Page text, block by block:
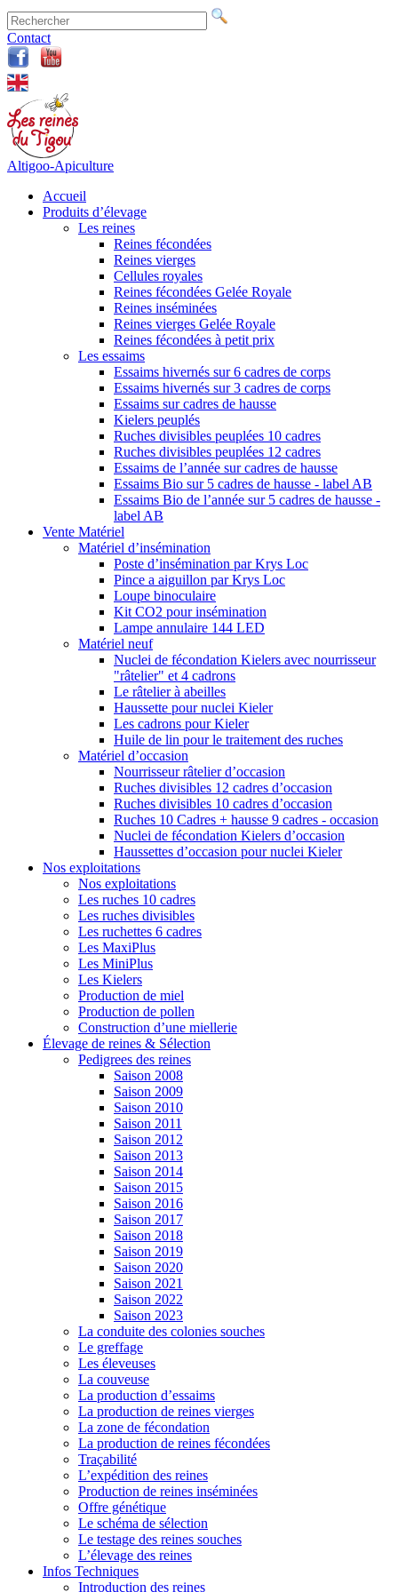
Contact
Altigoo-Apiculture
Accueil
Produits d’élevage
Les reines
Reines fécondées
Reines vierges
Cellules royales
Reines fécondées Gelée Royale
Reines inséminées
Reines vierges Gelée Royale
Reines fécondées à petit prix
Les essaims
Essaims hivernés sur 6 cadres de corps
Essaims hivernés sur 3 cadres de corps
Essaims sur cadres de hausse
Kielers peuplés
Ruches divisibles peuplées 10 cadres
Ruches divisibles peuplées 12 cadres
Essaims de l’année sur cadres de hausse
Essaims Bio sur 5 cadres de hausse - label AB
Essaims Bio de l’année sur 5 cadres de hausse -
label AB
Vente Matériel
Matériel d’insémination
Poste d’insémination par Krys Loc
Pince a aiguillon par Krys Loc
Loupe binoculaire
Kit CO2 pour insémination
Lampe annulaire 144 LED
Matériel neuf
Nuclei de fécondation Kielers avec nourrisseur
"râtelier" et 4 cadrons
Le râtelier à abeilles
Haussette pour nuclei Kieler
Les cadrons pour Kieler
Huile de lin pour le traitement des ruches
Matériel d’occasion
Nourrisseur râtelier d’occasion
Ruches divisibles 12 cadres d’occasion
Ruches divisibles 10 cadres d’occasion
Ruches 10 Cadres + hausse 9 cadres - occasion
Nuclei de fécondation Kielers d’occasion
Haussettes d’occasion pour nuclei Kieler
Nos exploitations
Nos exploitations
Les ruches 10 cadres
Les ruches divisibles
Les ruchettes 6 cadres
Les MaxiPlus
Les MiniPlus
Les Kielers
Production de miel
Production de pollen
Construction d’une miellerie
Élevage de reines & Sélection
Pedigrees des reines
Saison 2008
Saison 2009
Saison 2010
Saison 2011
Saison 2012
Saison 2013
Saison 2014
Saison 2015
Saison 2016
Saison 2017
Saison 2018
Saison 2019
Saison 2020
Saison 2021
Saison 2022
Saison 2023
La conduite des colonies souches
Le greffage
Les éleveuses
La couveuse
La production d’essaims
La production de reines vierges
La zone de fécondation
La production de reines fécondées
Traçabilité
L’expédition des reines
Production de reines inséminées
Offre génétique
Le schéma de sélection
Le testage des reines souches
L’élevage des reines
Infos Techniques
Introduction des reines